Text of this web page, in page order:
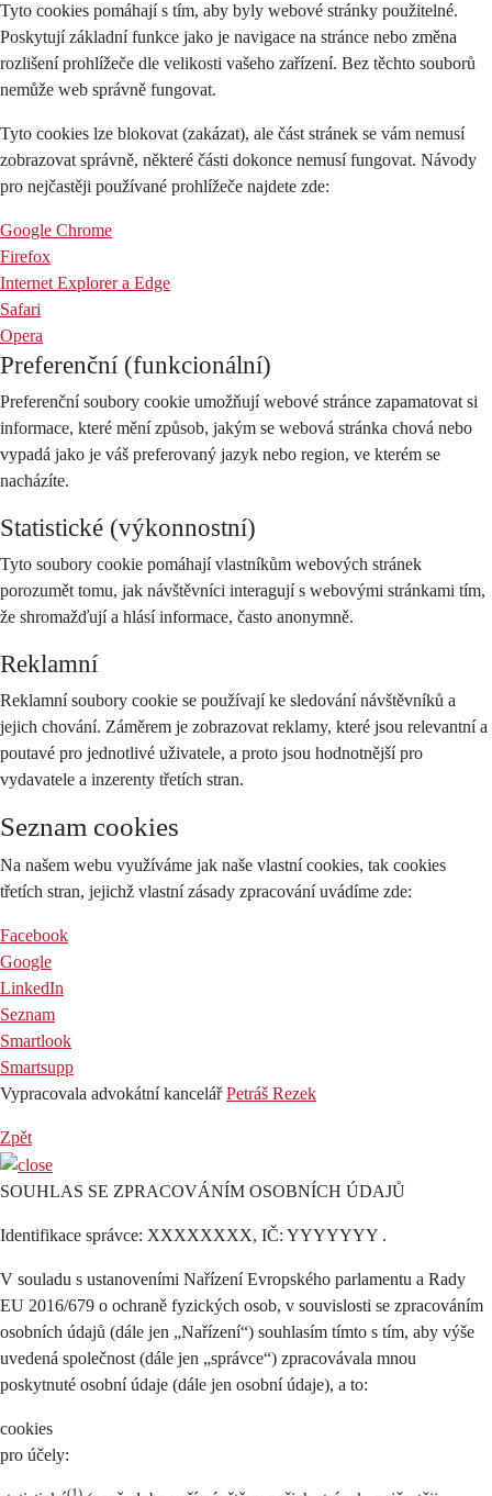
Tyto cookies pomáhají s tím, aby byly webové stránky použitelné.
Poskytují základní funkce jako je navigace na stránce nebo změna
rozlišení prohlížeče dle velikosti vašeho zařízení. Bez těchto souborů
nemůže web správně fungovat.
Tyto cookies lze blokovat (zakázat), ale část stránek se vám nemusí
zobrazovat správně, některé části dokonce nemusí fungovat. Návody
pro nejčastěji používané prohlížeče najdete zde:
Google Chrome
Firefox
Internet Explorer a Edge
Safari
Opera
Preferenční (funkcionální)
Preferenční soubory cookie umožňují webové stránce zapamatovat si
informace, které mění způsob, jakým se webová stránka chová nebo
vypadá jako je váš preferovaný jazyk nebo region, ve kterém se
nacházíte.
Statistické (výkonnostní)
Tyto soubory cookie pomáhají vlastníkům webových stránek
porozumět tomu, jak návštěvníci interagují s webovými stránkami tím,
že shromažďují a hlásí informace, často anonymně.
Reklamní
Reklamní soubory cookie se používají ke sledování návštěvníků a
jejich chování. Záměrem je zobrazovat reklamy, které jsou relevantní a
poutavé pro jednotlivé uživatele, a proto jsou hodnotnější pro
vydavatele a inzerenty třetích stran.
Seznam cookies
Na našem webu využíváme jak naše vlastní cookies, tak cookies
třetích stran, jejichž vlastní zásady zpracování uvádíme zde:
Facebook
Google
LinkedIn
Seznam
Smartlook
Smartsupp
Vypracovala advokátní kancelářPetráš Rezek
Zpět
SOUHLAS SE ZPRACOVÁNÍM OSOBNÍCH ÚDAJŮ
Identifikace správce: XXXXXXXX, IČ: YYYYYYY .
V souladu s ustanoveními Nařízení Evropského parlamentu a Rady
EU 2016/679 o ochraně fyzických osob, v souvislosti se zpracováním
osobních údajů (dále jen „Nařízení“) souhlasím tímto s tím, aby výše
uvedená společnost (dále jen „správce“) zpracovávala mnou
poskytnuté osobní údaje (dále jen osobní údaje), a to:
cookies
pro účely: